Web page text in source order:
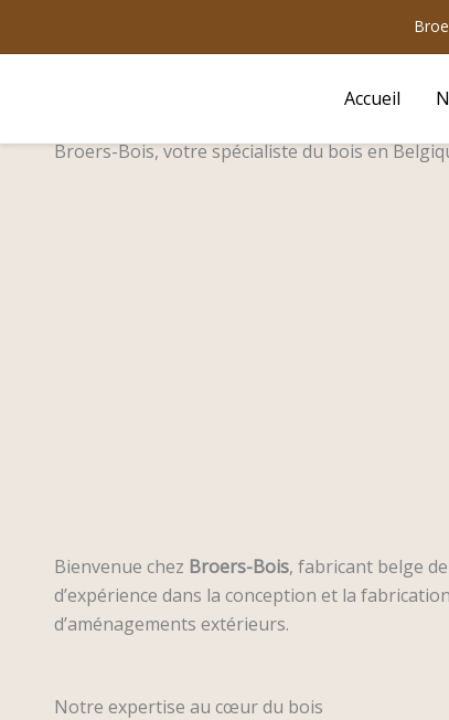
Accueil
Broers-Bois, votre spécialiste du bois en
Bienvenue chez Broers-Bois, fabricant belge
d’expérience dans la conception et la
d’aménagements extérieurs.
Notre expertise au cœur du bois